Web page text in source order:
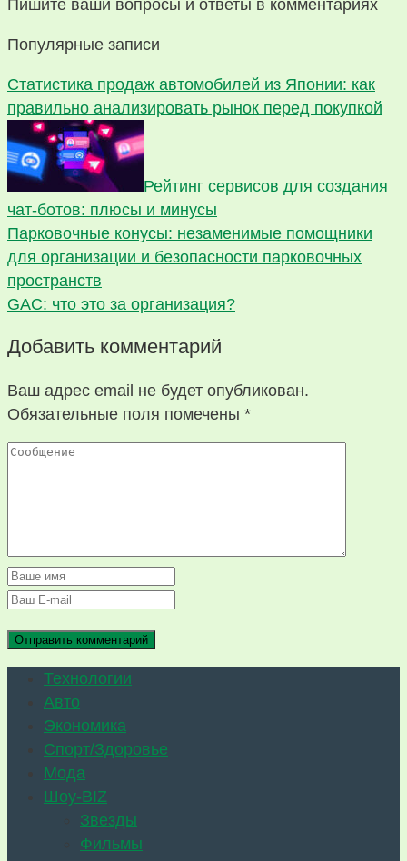
Пишите ваши вопросы и ответы в комментариях
Популярные записи
Статистика продаж автомобилей из Японии: как
правильно анализировать рынок перед покупкой
Рейтинг сервисов для создания
чат-ботов: плюсы и минусы
Парковочные конусы: незаменимые помощники
для организации и безопасности парковочных
пространств
GAC: что это за организация?
Добавить комментарий
Ваш адрес email не будет опубликован.
Обязательные поля помечены *
Технологии
Авто
Экономика
Спорт/Здоровье
Мода
Шоу-BIZ
Звезды
Фильмы